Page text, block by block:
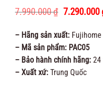
7.990.000₫ Giá
là:
7.990.000 ₫.
7.290.000
– Hãng sản xuất: Fujihome
– Mã sản phẩm: PAC05
– Bảo hành chính hãng: 24
– Xuất xứ: Trung Quốc